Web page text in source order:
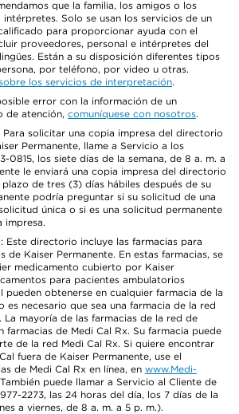
que la familia, los amigos o los
Solo se usan los servicios de un
para proporcionar ayuda con el
proveedores, personal e intérpretes del
Están a su disposición diferentes tipos
por teléfono, por video u otras.
los servicios de interpretación.
error con la información de un
de atención, comuníquese con nosotros.
Para solicitar una copia impresa del directorio
Permanente, llame a Servicio a los
0815, los siete días de la semana, de 8 a. m. a
le enviará una copia impresa del directorio
de tres (3) días hábiles después de su
podría preguntar si su solicitud de una
única o si es una solicitud permanente
impresa.
Este directorio incluye las farmacias para
de Kaiser Permanente. En estas farmacias, se
medicamento cubierto por Kaiser
para pacientes ambulatorios
pueden obtenerse en cualquier farmacia de la
es necesario que sea una farmacia de la red
La mayoría de las farmacias de la red de
farmacias de Medi Cal Rx. Su farmacia puede
de la red Medi Cal Rx. Si quiere encontrar
fuera de Kaiser Permanente, use el
de Medi Cal Rx en línea, en www.Medi-
puede llamar a Servicio al Cliente de
2273, las 24 horas del día, los 7 días de la
a viernes, de 8 a. m. a 5 p. m.).